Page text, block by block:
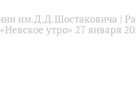
им.Д.Д.Шостаковича |
утро» 27 января